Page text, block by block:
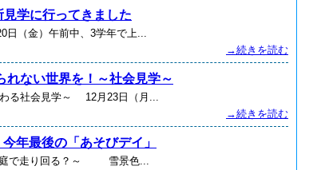
学に行ってきました
（金）午前中、3学年で上...
→続きを読む
れない世界を！～社会見学～
る社会見学～ 12月23日（月...
→続きを読む
年最後の「あそびデイ」
庭で走り回る？～ 雪景色...